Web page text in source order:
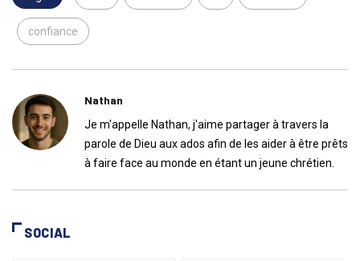
confiance
Nathan
Je m'appelle Nathan, j'aime partager à travers la
parole de Dieu aux ados afin de les aider à être prêts
à faire face au monde en étant un jeune chrétien.
SOCIAL